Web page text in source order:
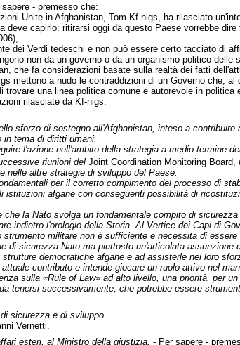
- premesso che:
Unite in Afghanistan, Tom Kf-nigs, ha rilasciato
capirlo: ritirarsi oggi da questo Paese vorrebbe
dei Verdi tedeschi e non può essere certo tacciato di
non da un governo o da un organismo politico
che fa considerazioni basate sulla realtà dei fatti
mettono a nudo le contraddizioni di un Governo che,
una linea politica comune e autorevole in politica
rilasciate da Kf-nigs.
sforzo di sostegno all'Afghanistan, inteso a
tema di diritti umani.
l'azione nell'ambito della strategia a medio termine
riunioni delJoint Coordination Monitoring Board,
nelle altre strategie di sviluppo del Paese.
per il corretto compimento del processo di
istituzioni afgane con conseguenti possibilità di
che la Nato svolga un fondamentale compito di
indietro l'orologio della Storia. Al Vertice dei Capi di
militare non è sufficiente e necessita di
di sicurezza Nato ma piuttosto un'articolata
democratiche afgane e ad assisterle nei loro
contributo e intende giocare un ruolo attivo nel
sulla «Rule of Law» ad alto livello, una priorità, per
tenersi successivamente, che potrebbe essere
sicurezza e di sviluppo.
Vernetti.
esteri, al Ministro della giustizia. - Per sapere -